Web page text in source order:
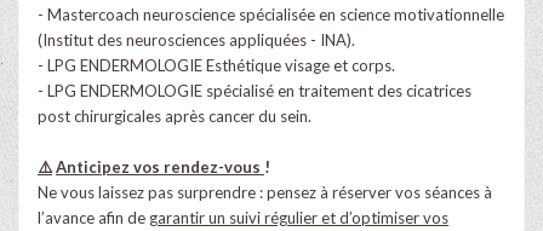
- Mastercoach neuroscience spécialisée en science motivationnelle
(Institut des neurosciences appliquées - INA).
- LPG ENDERMOLOGIE Esthétique visage et corps.
- LPG ENDERMOLOGIE spécialisé en traitement des cicatrices
post chirurgicales après cancer du sein.
⚠️Anticipez vos rendez-vous !
Ne vous laissez pas surprendre : pensez à réserver vos séances à
l’avance afin de garantir un suivi régulier et d’optimiser vos